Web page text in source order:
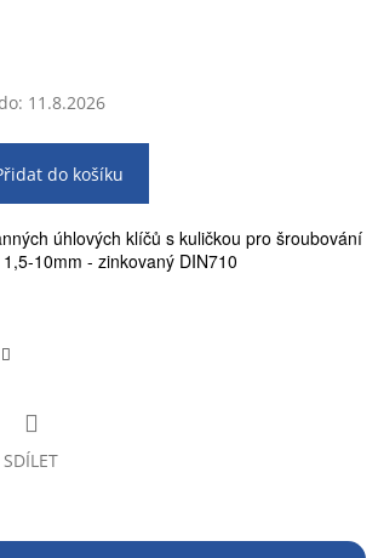
11.8.2026
do košíku
úhlových klíčů s kuličkou pro šroubování
10mm - zinkovaný DIN710
SDÍLET